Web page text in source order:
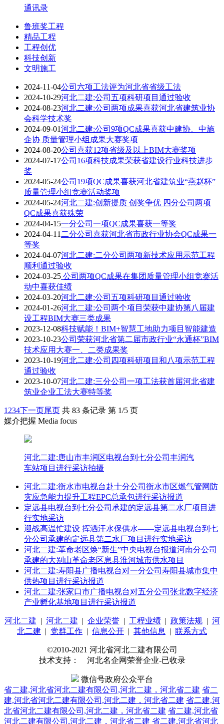
通讯录
鲁班奖工程
精品工程
工程创优
科技创新
文明施工
2024-11-04公司六项工法评为河北省省级工法
2024-10-29河北二建:公司五项科研项目通过验收
2024-08-23河北二建:公司两项成果喜获河北省建筑业协
会科学技术奖
2024-09-01河北二建:公司9项QC成果喜获中建协、中施
企协 质量管理小组成果大赛奖项
2024-08-20公司喜获12项省级及以上BIM大赛奖项
2024-07-17公司16项科技成果荣获省建设行业科技进步
奖
2024-05-24公司19项QC成果喜获河北省建筑业“燕赵杯”
质量管理小组竞赛活动奖项
2024-05-24河北二建:创新提质 创奖争优 四分公司两项
QC成果喜获殊荣
2024-04-15一分公司一项QC成果喜获一等奖
2024-04-11 二分公司喜获河北省市政行业协会QC成果一
等奖
2024-04-07河北二建:二分公司两项新技术应用示范工程
顺利通过验收
2024-03-25 公司两项QC成果在集团质量管理小组竞赛活
动中喜获佳绩
2024-03-20河北二建:公司五项科研项目通过验收
2024-01-26河北二建:公司两个项目荣获中建协第八届建
设工程BIM大赛三类成果
2023-12-08科技赋能！BIM+智慧工地助力项目智能建造
2023-10-23公司荣获河北省第二届市政行业“永通杯”BIM
技术应用大赛一、二类成果奖
2023-10-19河北二建:公司四项科研项目和八项示范工程
通过验收
2023-10-07河北二建:三分公司一项工法获首届河北省建
筑业企业工法大赛特等奖
1 234下一页尾页 共 83 条记录 第 1/5 页
媒介把握 Media focus
河北二建:唐山市丰润区电视台到七分公司丰润汽
车站项目进行采访拍摄
河北二建:衡水市电视台赴十分公司衡水市区燃气管网防
灾应急能力提升工程EPC总承包进行采访报道
定远县电视台到七分公司承建的定远县第二水厂项目进
行实地采访
迎战高温忙建设 挥洒汗水保供水——定远县电视台到七
分公司承建的定远县第二水厂项目进行实地采访
河北二建:革命老区焕“新生”中央电视台报道河南分公司
承建的大别山革命老区息县淮河城市供水项目
河北二建:寿阳县广播电视台对一分公司寿阳县城市集中
供热项目进行采访报道
河北二建:张家口市广播电视台对五分公司张北数字经济
产业孵化基地项目进行采访报道
河北二建 | 河北二建 | 企业荣誉| 工程业绩| 政策法规| 河
北二建 | 党群工作 | 信息公开 | 其他信息 | 联系方式
©2010-2021 河北省河北二建有限公司
技术支持： 河北名企网荣誉企业-已收录
微信号政府公众平台
省二建,河北省河北二建有限公司,河北二建，河北省二建 省二
建,河北省河北二建有限公司,河北二建，河北省二建 省二建,河
北省河北二建有限公司,河北二建，河北省二建 省二建,河北省
河北二建有限公司,河北二建，河北省二建 省二建,河北省河北